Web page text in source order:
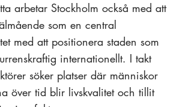
arbetar Stockholm också med att
som en central
med att positionera staden som
internationellt. I takt
söker platser där människor
över tid blir livskvalitet och tillit